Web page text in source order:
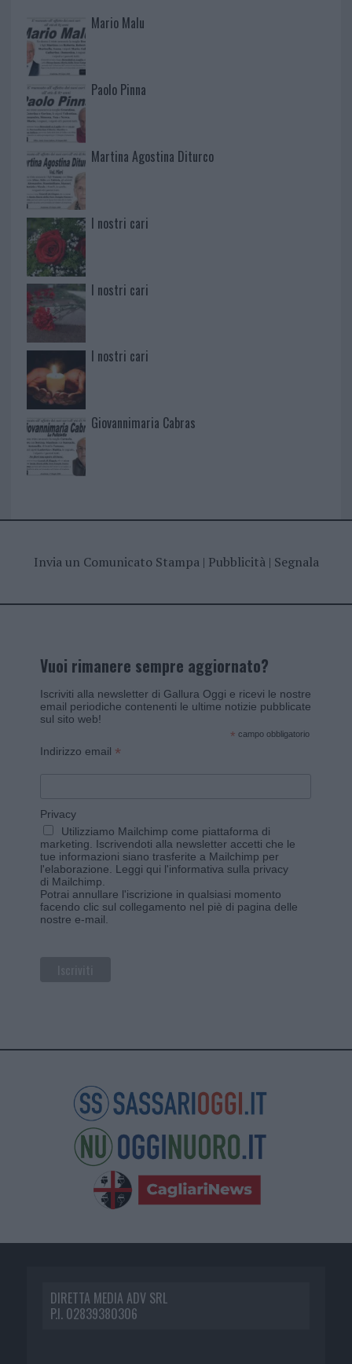
Mario Malu
Paolo Pinna
Martina Agostina Diturco
I nostri cari
I nostri cari
I nostri cari
Giovannimaria Cabras
Invia un Comunicato Stampa| Pubblicità| Segnala
Vuoi rimanere sempre aggiornato?
Iscriviti alla newsletter di Gallura Oggi e ricevi le nostre
email periodiche contenenti le ultime notizie pubblicate
sul sito web!
* campo obbligatorio
Indirizzo email *
Privacy
Utilizziamo Mailchimp come piattaforma di
marketing. Iscrivendoti alla newsletter accetti che le
tue informazioni siano trasferite a Mailchimp per
l'elaborazione. Leggi qui l'informativa sulla privacy
di Mailchimp
Potrai annullare l'iscrizione in qualsiasi momento
facendo clic sul collegamento nel piè di pagina delle
nostre e-mail.
DIRETTA MEDIA ADV SRL
P.I. 02839380306